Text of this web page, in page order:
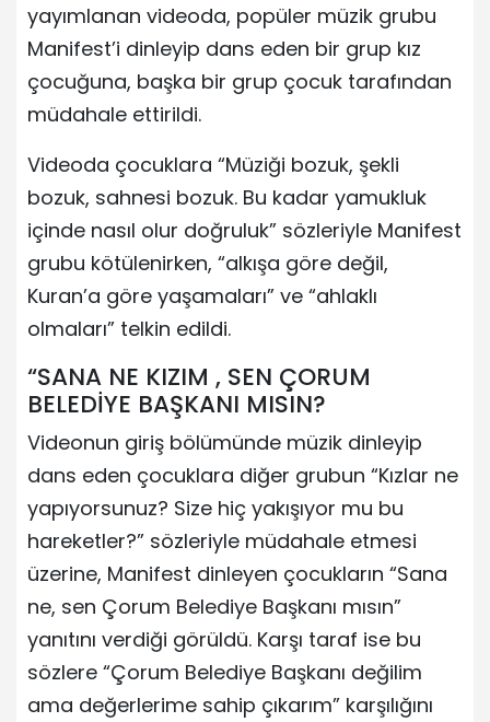
yayımlanan videoda, popüler müzik grubu
Manifest’i dinleyip dans eden bir grup kız
çocuğuna, başka bir grup çocuk tarafından
müdahale ettirildi.
Videoda çocuklara “Müziği bozuk, şekli
bozuk, sahnesi bozuk. Bu kadar yamukluk
içinde nasıl olur doğruluk” sözleriyle Manifest
grubu kötülenirken, “alkışa göre değil,
Kuran’a göre yaşamaları” ve “ahlaklı
olmaları” telkin edildi.
“SANA NE KIZIM , SEN ÇORUM
BELEDİYE BAŞKANI MISIN?
Videonun giriş bölümünde müzik dinleyip
dans eden çocuklara diğer grubun “Kızlar ne
yapıyorsunuz? Size hiç yakışıyor mu bu
hareketler?” sözleriyle müdahale etmesi
üzerine, Manifest dinleyen çocukların “Sana
ne, sen Çorum Belediye Başkanı mısın”
yanıtını verdiği görüldü. Karşı taraf ise bu
sözlere “Çorum Belediye Başkanı değilim
ama değerlerime sahip çıkarım” karşılığını